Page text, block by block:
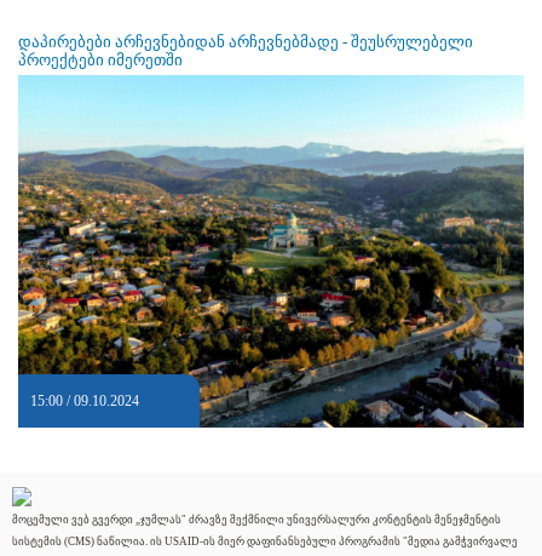
დაპირებები არჩევნებიდან არჩევნებმადე - შეუსრულებელი
პროექტები იმერეთში
15:00 / 09.10.2024
მოცემული ვებ გვერდი „ჯუმლას" ძრავზე შექმნილი უნივერსალური კონტენტის მენეჯმენტის
სისტემის (CMS) ნაწილია. ის USAID-ის მიერ დაფინანსებული პროგრამის "მედია გამჭვირვალე